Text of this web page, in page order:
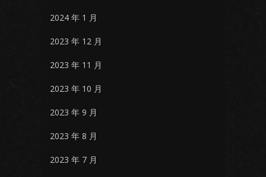
2024 年 1 月
2023 年 12 月
2023 年 11 月
2023 年 10 月
2023 年 9 月
2023 年 8 月
2023 年 7 月